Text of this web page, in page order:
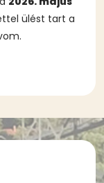
ülést tart a